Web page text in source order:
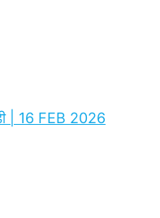
| 16 FEB 2026